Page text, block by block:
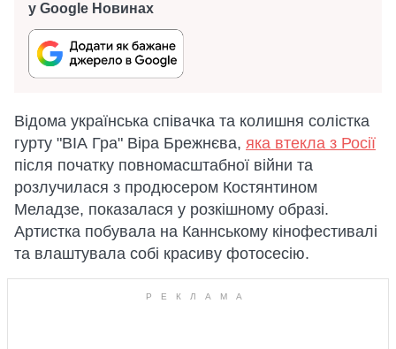
у Google Новинах
Відома українська співачка та колишня солістка
гурту "ВІА Гра" Віра Брежнєва, яка втекла з Росії
після початку повномасштабної війни та
розлучилася з продюсером Костянтином
Меладзе, показалася у розкішному образі.
Артистка побувала на Каннському кінофестивалі
та влаштувала собі красиву фотосесію.